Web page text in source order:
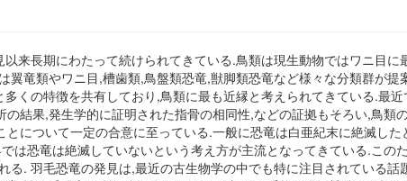
来長期にわたって続けられてきている.鳥類は現生動物ではワニ目に
翼竜類やワニ目,槽歯類,鳥盤類恐竜,獣脚類恐竜など様々な分類群が提
くの特徴を共有しており,鳥類に最も近縁と考えられてきている.最
結果,発生学的に証明された指骨の相同性,などの証拠もそろい,鳥類
について一定の合意に至っている.一般に恐竜は白亜紀末に絶滅した
は恐竜は絶滅していないという考え方が主流となってきている.この
. 羽毛恐竜の発見は,最近の古生物学の中でも特に注目されている話